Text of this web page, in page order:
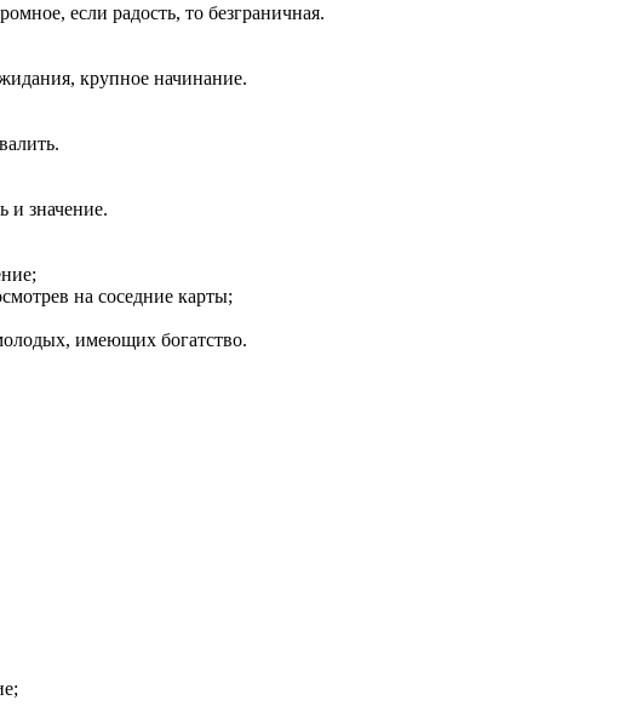
если радость, то безграничная.
крупное начинание.
и значение.
на соседние карты;
имеющих богатство.